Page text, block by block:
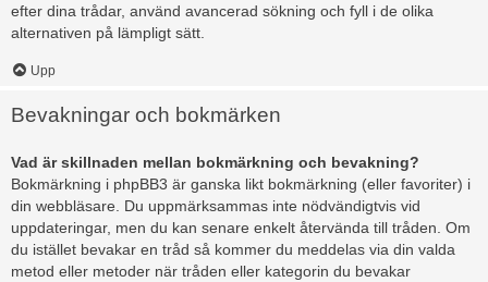
efter dina trådar, använd avancerad sökning och fyll i de olika
alternativen på lämpligt sätt.
Upp
Bevakningar och bokmärken
Vad är skillnaden mellan bokmärkning och bevakning?
Bokmärkning i phpBB3 är ganska likt bokmärkning (eller favoriter) i
din webbläsare. Du uppmärksammas inte nödvändigtvis vid
uppdateringar, men du kan senare enkelt återvända till tråden. Om
du istället bevakar en tråd så kommer du meddelas via din valda
metod eller metoder när tråden eller kategorin du bevakar